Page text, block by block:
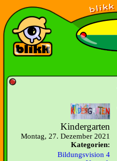
Kindergarten
Montag, 27. Dezember 2021
Kategorien:
Bildungsvision 4